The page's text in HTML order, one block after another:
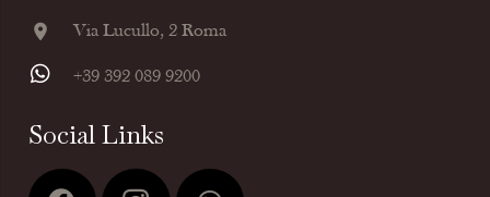
location_on Via Lucullo, 2 Roma
+39 392 089 9200
Social Links